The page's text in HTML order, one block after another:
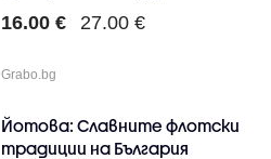
16.00 € 27.00 €
Grabo.bg
Йотова: Славните флотски
традиции на България